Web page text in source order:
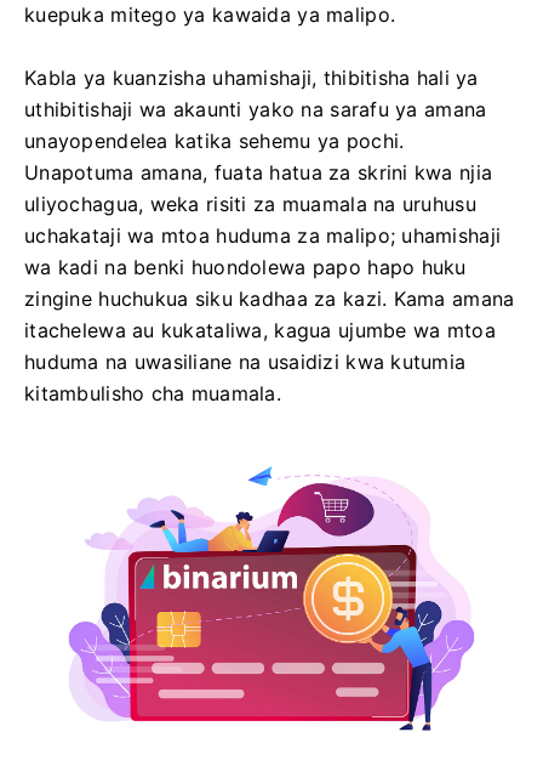
kuepuka mitego ya kawaida ya malipo.
Kabla ya kuanzisha uhamishaji, thibitisha hali ya
uthibitishaji wa akaunti yako na sarafu ya amana
unayopendelea katika sehemu ya pochi.
Unapotuma amana, fuata hatua za skrini kwa njia
uliyochagua, weka risiti za muamala na uruhusu
uchakataji wa mtoa huduma za malipo; uhamishaji
wa kadi na benki huondolewa papo hapo huku
zingine huchukua siku kadhaa za kazi. Kama amana
itachelewa au kukataliwa, kagua ujumbe wa mtoa
huduma na uwasiliane na usaidizi kwa kutumia
kitambulisho cha muamala.